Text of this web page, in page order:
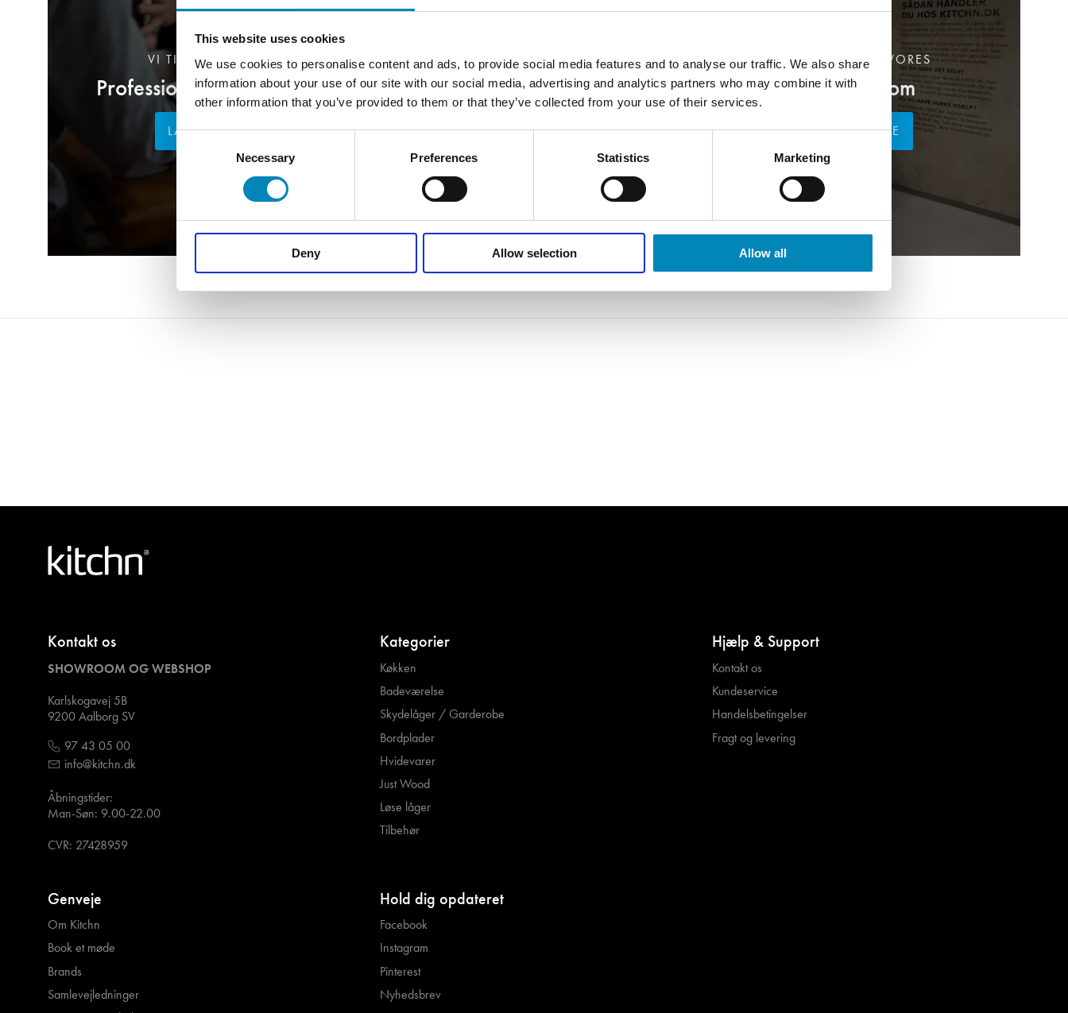
This website uses cookies
We use cookies to personalise content and ads, to provide social media features and to analyse our traffic. We also share
information about your use of our site with our social media, advertising and analytics partners who may combine it with
other information that you’ve provided to them or that they’ve collected from your use of their services.
Consent
Selection
Necessary Preferences Statistics Marketing
Deny Allow selection Allow all
Professionel rådgivning
VI TILBYDER DIG
LÆS MERE
Gratis tilbud
FÅ TEGNET DIT PROJEKT
KLIK HER
Showroom
BESØG OS I VORES
LÆS MERE
Kontakt os
SHOWROOM OG WEBSHOP
Karlskogavej 5B
9200 Aalborg SV
97 43 05 00
info@kitchn.dk
Åbningstider:
Man-Søn: 9.00-22.00
CVR: 27428959
Kategorier
Køkken
Badeværelse
Skydelåger / Garderobe
Bordplader
Hvidevarer
Just Wood
Løse låger
Tilbehør
Hjælp & Support
Kontakt os
Kundeservice
Handelsbetingelser
Fragt og levering
Genveje
Om Kitchn
Book et møde
Brands
Samlevejledninger
Hold dig opdateret
Facebook
Instagram
Pinterest
Nyhedsbrev